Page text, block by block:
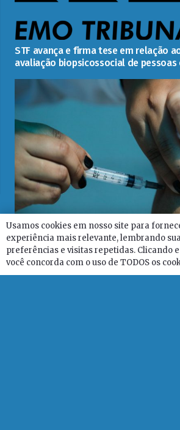
STF avança e firma tese em relação
avaliação biopsicossocial de
O ministro Ricardo Lewandowski
decisão sobre ordem de vacinações
prioritários
Usamos cookies em nosso site para
experiência mais relevante, lembrando
preferências e visitas repetidas. Clicando
você concorda com o uso de TODOS os